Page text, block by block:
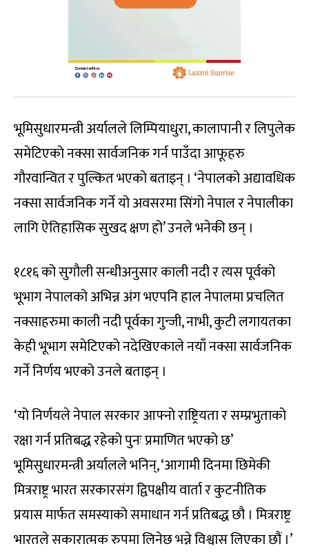
भूमिसुधारमन्त्री अर्यालले लिम्पियाधुरा, कालापानी र लिपुलेक
समेटिएको नक्सा सार्वजनिक गर्न पाउँदा आफूहरु
गौरवान्वित र पुल्कित भएको बताइन् । ‘नेपालको अद्यावधिक
नक्सा सार्वजनिक गर्ने यो अवसरमा सिंगो नेपाल र नेपालीका
लागि ऐतिहासिक सुखद क्षण हो’ उनले भनेकी छन् ।
१८१६ को सुगौली सन्धीअनुसार काली नदी र त्यस पूर्वको
भूभाग नेपालको अभिन्न अंग भएपनि हाल नेपालमा प्रचलित
नक्साहरुमा काली नदी पूर्वका गुन्जी, नाभी, कुटी लगायतका
केही भूभाग समेटिएको नदेखिएकाले नयाँ नक्सा सार्वजनिक
गर्ने निर्णय भएको उनले बताइन् ।
‘यो निर्णयले नेपाल सरकार आफ्नो राष्ट्रियता र सम्प्रभुताको
रक्षा गर्न प्रतिबद्ध रहेको पुनः प्रमाणित भएको छ’
भूमिसुधारमन्त्री अर्यालले भनिन्, ‘आगामी दिनमा छिमेकी
मित्रराष्ट्र भारत सरकारसंग द्विपक्षीय वार्ता र कुटनीतिक
प्रयास मार्फत समस्याको समाधान गर्न प्रतिबद्ध छौ । मित्रराष्ट्र
भारतले सकारात्मक रुपमा लिनेछ भन्ने विश्वास लिएका छौं ।’